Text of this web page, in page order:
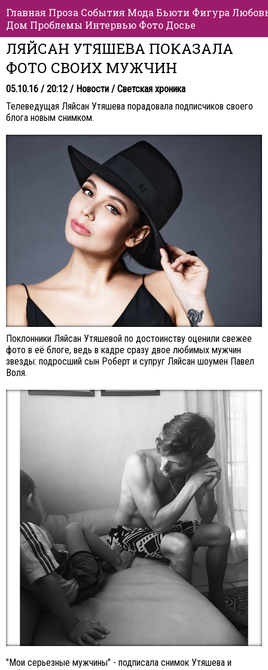
Главная Проза События Мода Бьюти Фигура
Дом Проблемы Интервью Фото Досье
ЛЯЙСАН УТЯШЕВА ПОКАЗАЛА
ФОТО СВОИХ МУЖЧИН
05.10.16 / 20:12 / Новости / Светская хроника
Телеведущая Ляйсан Утяшева порадовала подписчиков своего
блога новым снимком.
Поклонники Ляйсан Утяшевой по достоинству оценили свежее
фото в её блоге, ведь в кадре сразу двое любимых мужчин
звезды: подросший сын Роберт и супруг Ляйсан шоумен Павел
Воля.
"Мои серьезные мужчины" - подписала снимок Утяшева и